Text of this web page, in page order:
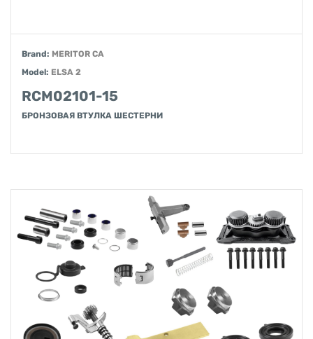
Brand: MERITOR CA
Model: ELSA 2
RCM02101-15
БРОНЗОВАЯ ВТУЛКА ШЕСТЕРНИ